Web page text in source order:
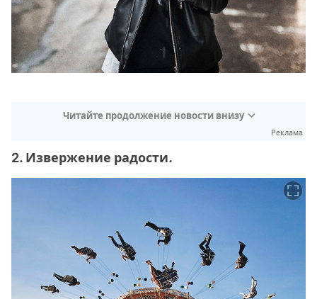
Читайте продолжение новости внизу
Реклама
2. Извержение радости.